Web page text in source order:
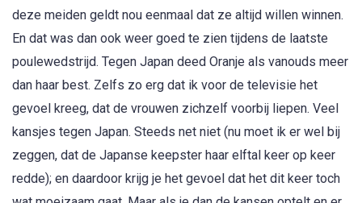
deze meiden geldt nou eenmaal dat ze altijd willen winnen.
En dat was dan ook weer goed te zien tijdens de laatste
poulewedstrijd. Tegen Japan deed Oranje als vanouds meer
dan haar best. Zelfs zo erg dat ik voor de televisie het
gevoel kreeg, dat de vrouwen zichzelf voorbij liepen. Veel
kansjes tegen Japan. Steeds net niet (nu moet ik er wel bij
zeggen, dat de Japanse keepster haar elftal keer op keer
redde); en daardoor krijg je het gevoel dat het dit keer toch